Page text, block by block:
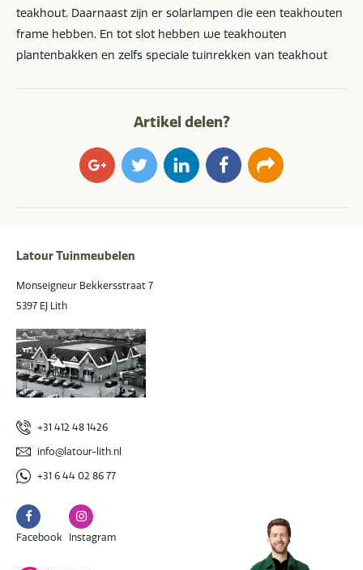
teakhout. Daarnaast zijn er solarlampen die een teakhouten
frame hebben. En tot slot hebben we teakhouten
plantenbakken en zelfs speciale tuinrekken van teakhout
Artikel delen?
Google+TwitterLinkedInFacebook E-
Latour Tuinmeubelen
Monseigneur Bekkersstraat 7
5397 EJ Lith
+31 412 48 1426
info@latour-lith.nl
+31 6 44 02 86 77
Facebook
Facebook
Instagram
Instagram